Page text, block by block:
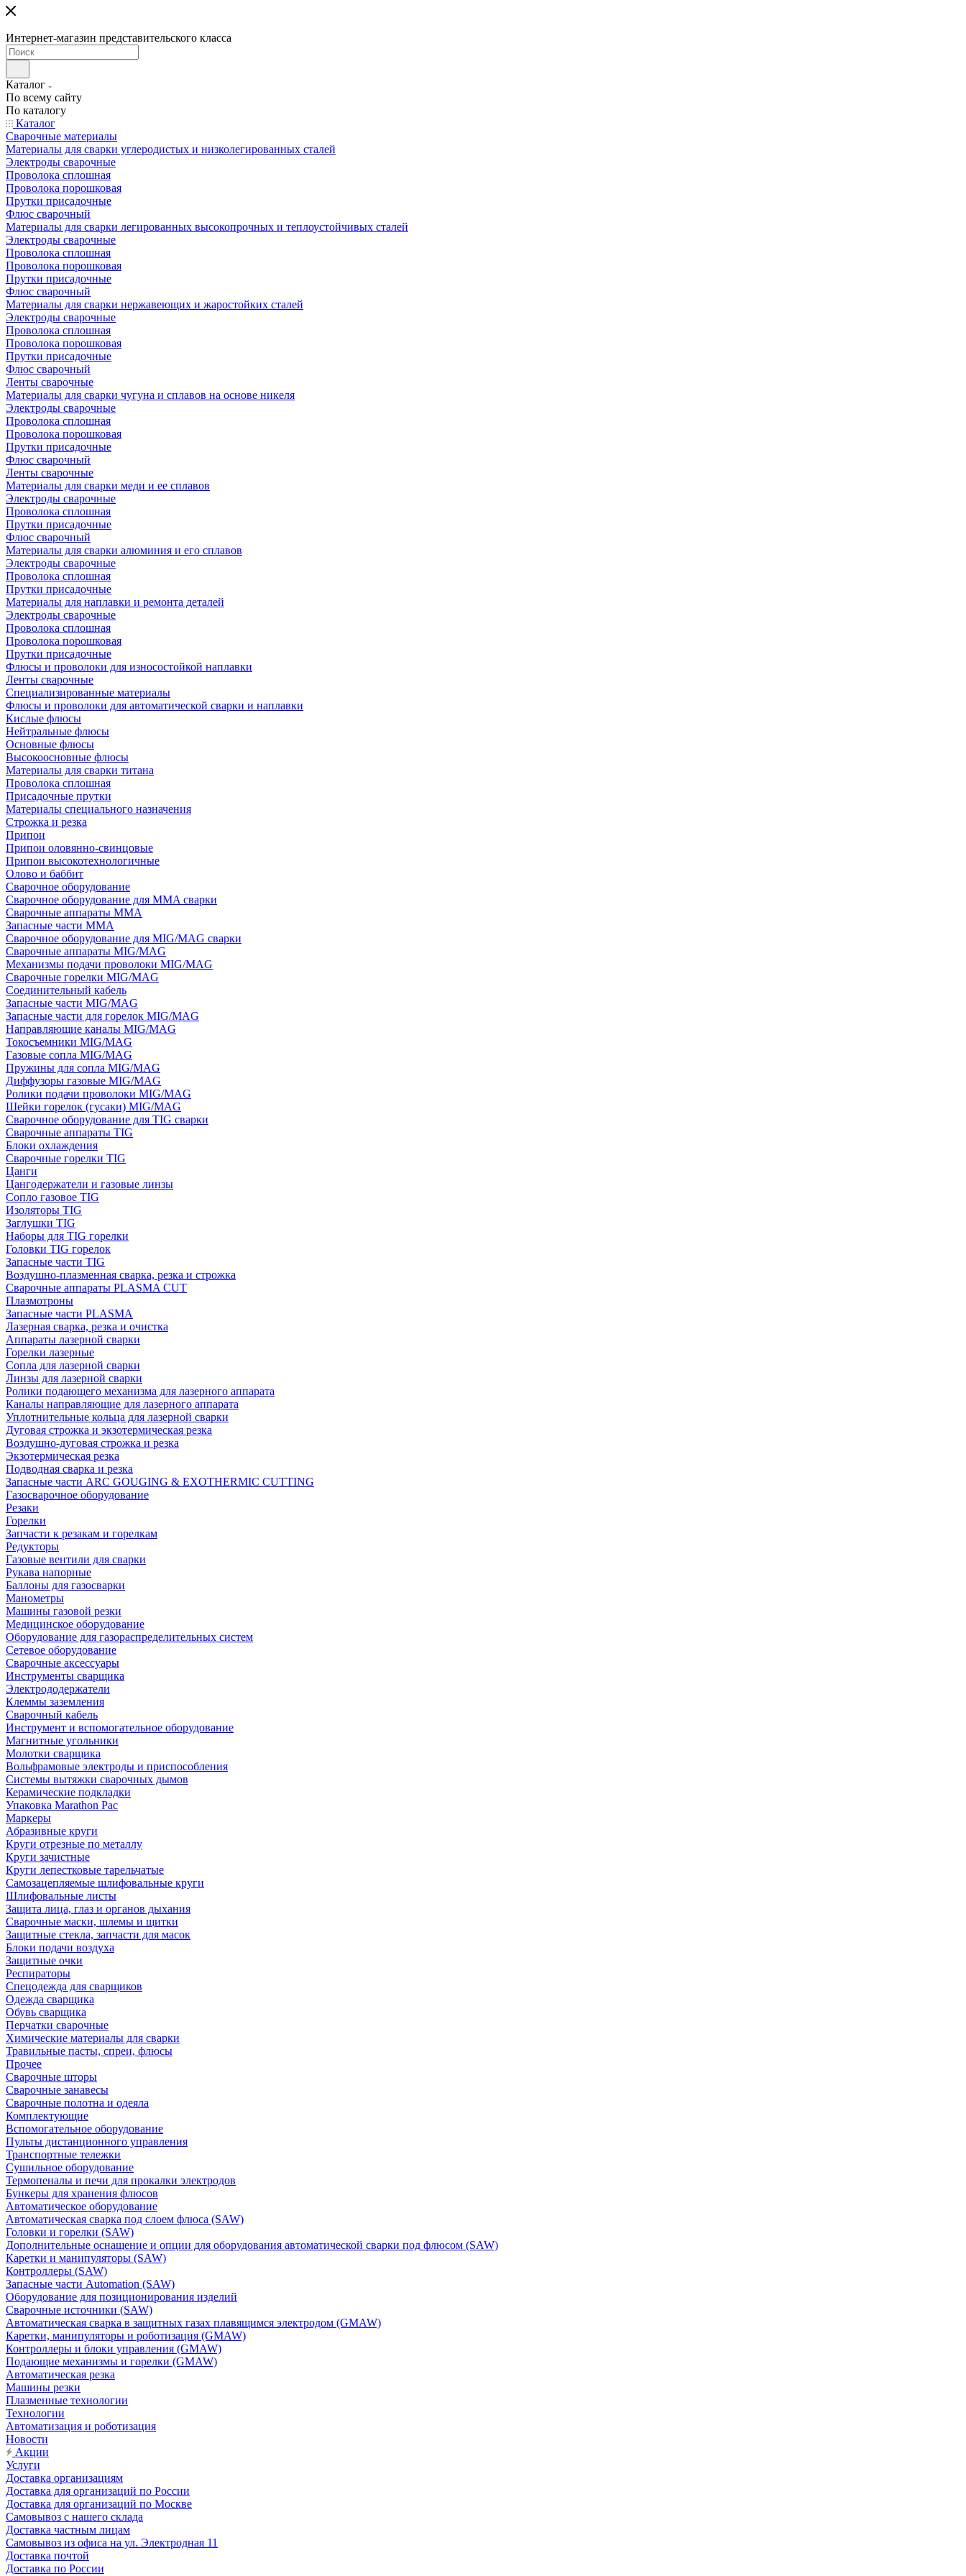
Интернет-магазин представительского класса
Каталог
По всему сайту
По каталогу
Каталог
Сварочные материалы
Материалы для сварки углеродистых и низколегированных сталей
Электроды сварочные
Проволока сплошная
Проволока порошковая
Прутки присадочные
Флюс сварочный
Материалы для сварки легированных высокопрочных и теплоустойчивых сталей
Электроды сварочные
Проволока сплошная
Проволока порошковая
Прутки присадочные
Флюс сварочный
Материалы для сварки нержавеющих и жаростойких сталей
Электроды сварочные
Проволока сплошная
Проволока порошковая
Прутки присадочные
Флюс сварочный
Ленты сварочные
Материалы для сварки чугуна и сплавов на основе никеля
Электроды сварочные
Проволока сплошная
Проволока порошковая
Прутки присадочные
Флюс сварочный
Ленты сварочные
Материалы для сварки меди и ее сплавов
Электроды сварочные
Проволока сплошная
Прутки присадочные
Флюс сварочный
Материалы для сварки алюминия и его сплавов
Электроды сварочные
Проволока сплошная
Прутки присадочные
Материалы для наплавки и ремонта деталей
Электроды сварочные
Проволока сплошная
Проволока порошковая
Прутки присадочные
Флюсы и проволоки для износостойкой наплавки
Ленты сварочные
Специализированные материалы
Флюсы и проволоки для автоматической сварки и наплавки
Кислые флюсы
Нейтральные флюсы
Основные флюсы
Высокоосновные флюсы
Материалы для сварки титана
Проволока сплошная
Присадочные прутки
Материалы специального назначения
Строжка и резка
Припои
Припои оловянно-свинцовые
Припои высокотехнологичные
Олово и баббит
Сварочное оборудование
Сварочное оборудование для MMA сварки
Сварочные аппараты MMA
Запасные части MMA
Сварочное оборудование для MIG/MAG сварки
Сварочные аппараты MIG/MAG
Механизмы подачи проволоки MIG/MAG
Сварочные горелки MIG/MAG
Соединительный кабель
Запасные части MIG/MAG
Запасные части для горелок MIG/MAG
Направляющие каналы MIG/MAG
Токосъемники MIG/MAG
Газовые сопла MIG/MAG
Пружины для сопла MIG/MAG
Диффузоры газовые MIG/MAG
Ролики подачи проволоки MIG/MAG
Шейки горелок (гусаки) MIG/MAG
Сварочное оборудование для TIG сварки
Сварочные аппараты TIG
Блоки охлаждения
Сварочные горелки TIG
Цанги
Цангодержатели и газовые линзы
Сопло газовое TIG
Изоляторы TIG
Заглушки TIG
Наборы для TIG горелки
Головки TIG горелок
Запасные части TIG
Воздушно-плазменная сварка, резка и строжка
Сварочные аппараты PLASMA CUT
Плазмотроны
Запасные части PLASMA
Лазерная сварка, резка и очистка
Аппараты лазерной сварки
Горелки лазерные
Сопла для лазерной сварки
Линзы для лазерной сварки
Ролики подающего механизма для лазерного аппарата
Каналы направляющие для лазерного аппарата
Уплотнительные кольца для лазерной сварки
Дуговая строжка и экзотермическая резка
Воздушно-дуговая строжка и резка
Экзотермическая резка
Подводная сварка и резка
Запасные части ARC GOUGING & EXOTHERMIC CUTTING
Газосварочное оборудование
Резаки
Горелки
Запчасти к резакам и горелкам
Редукторы
Газовые вентили для сварки
Рукава напорные
Баллоны для газосварки
Манометры
Машины газовой резки
Медицинское оборудование
Оборудование для газораспределительных систем
Сетевое оборудование
Сварочные аксессуары
Инструменты сварщика
Электрододержатели
Клеммы заземления
Сварочный кабель
Инструмент и вспомогательное оборудование
Магнитные угольники
Молотки сварщика
Вольфрамовые электроды и приспособления
Системы вытяжки сварочных дымов
Керамические подкладки
Упаковка Marathon Pac
Маркеры
Абразивные круги
Круги отрезные по металлу
Круги зачистные
Круги лепестковые тарельчатые
Самозацепляемые шлифовальные круги
Шлифовальные листы
Защита лица, глаз и органов дыхания
Сварочные маски, шлемы и щитки
Защитные стекла, запчасти для масок
Блоки подачи воздуха
Защитные очки
Респираторы
Спецодежда для сварщиков
Одежда сварщика
Обувь сварщика
Перчатки сварочные
Химические материалы для сварки
Травильные пасты, спреи, флюсы
Прочее
Сварочные шторы
Сварочные занавесы
Сварочные полотна и одеяла
Комплектующие
Вспомогательное оборудование
Пульты дистанционного управления
Транспортные тележки
Сушильное оборудование
Термопеналы и печи для прокалки электродов
Бункеры для хранения флюсов
Автоматическое оборудование
Автоматическая сварка под слоем флюса (SAW)
Головки и горелки (SAW)
Дополнительные оснащение и опции для оборудования автоматической сварки под флюсом (SAW)
Каретки и манипуляторы (SAW)
Контроллеры (SAW)
Запасные части Automation (SAW)
Оборудование для позиционирования изделий
Сварочные источники (SAW)
Автоматическая сварка в защитных газах плавящимся электродом (GMAW)
Каретки, манипуляторы и роботизация (GMAW)
Контроллеры и блоки управления (GMAW)
Подающие механизмы и горелки (GMAW)
Автоматическая резка
Машины резки
Плазменные технологии
Технологии
Автоматизация и роботизация
Новости
Акции
Услуги
Доставка организациям
Доставка для организаций по России
Доставка для организаций по Москве
Самовывоз с нашего склада
Доставка частным лицам
Самовывоз из офиса на ул. Электродная 11
Доставка почтой
Доставка по России